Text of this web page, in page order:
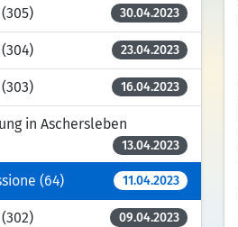
30.04.2023
23.04.2023
16.04.2023
in Aschersleben
13.04.2023
(64) 11.04.2023
09.04.2023